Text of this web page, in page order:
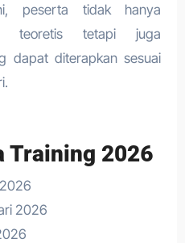
peserta tidak hanya
teoretis tetapi juga
dapat diterapkan sesuai
Training 2026
2026